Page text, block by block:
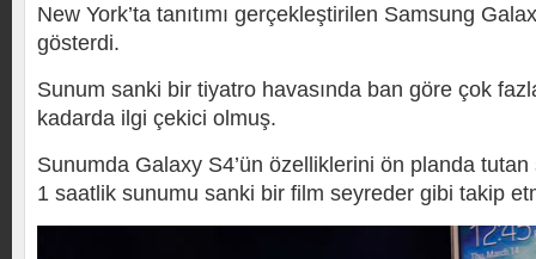
New York’ta tanıtımı gerçekleştirilen Samsung
gösterdi.
Sunum sanki bir tiyatro havasında ban göre çok
kadarda ilgi çekici olmuş.
Sunumda Galaxy S4’ün özelliklerini ön planda
1 saatlik sunumu sanki bir film seyreder gibi takip